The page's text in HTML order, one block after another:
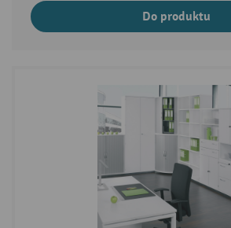
Do produktu